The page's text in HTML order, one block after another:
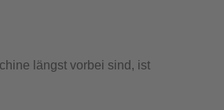
längst vorbei sind, ist